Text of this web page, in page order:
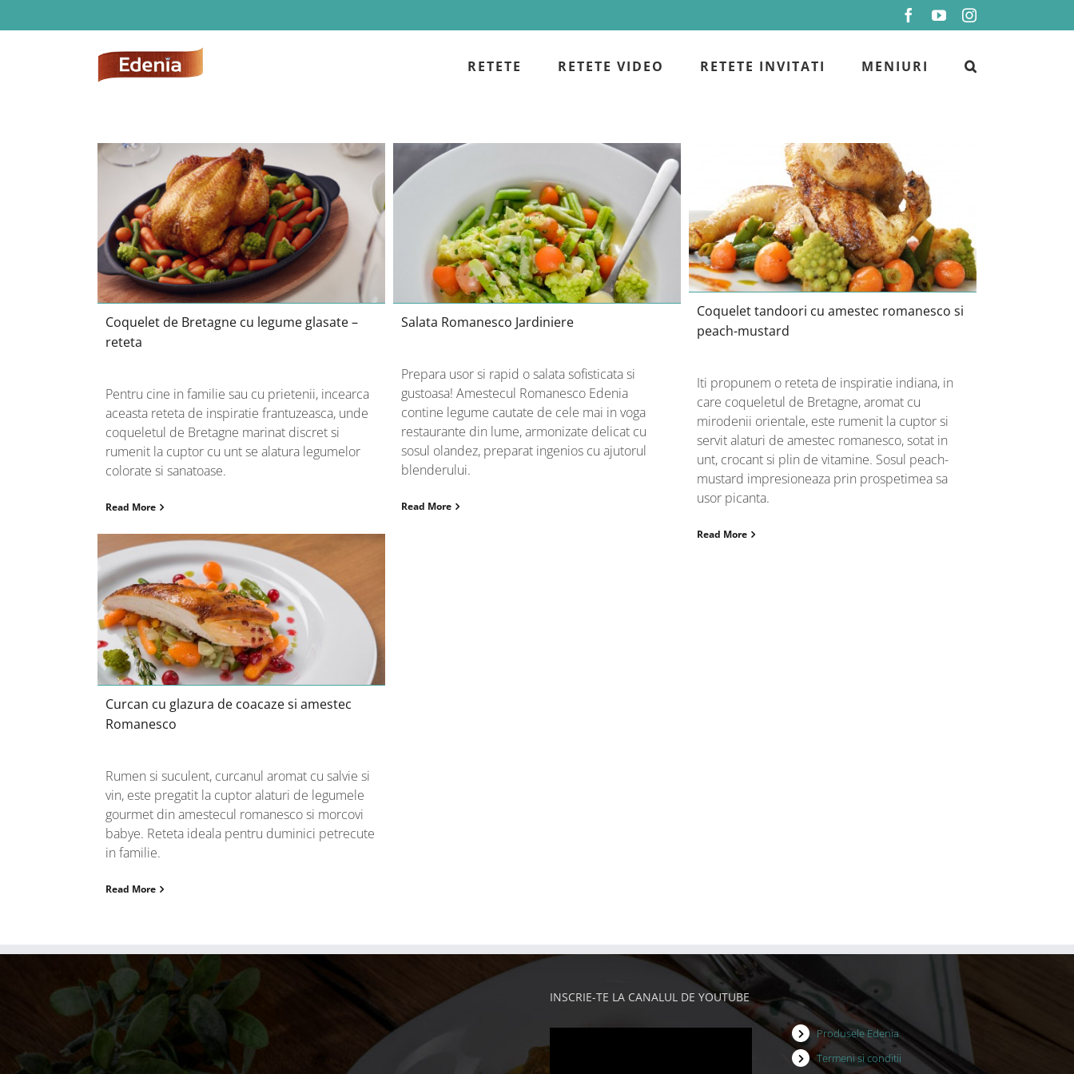
to
Facebook
YouTubeInstagram
RETETE RETETE VIDEO RETETE INVITATI MENIURI
Coquelet de Bretagne cu legume
glasate – reteta
Coquelet de Bretagne cu legume glasate –
reteta
Pentru cine in familie sau cu prietenii, incearca
aceasta reteta de inspiratie frantuzeasca, unde
coqueletul de Bretagne marinat discret si
rumenit la cuptor cu unt se alatura legumelor
colorate si sanatoase.
Read More
Salata Romanesco Jardiniere
Salata Romanesco Jardiniere
Prepara usor si rapid o salata sofisticata si
gustoasa! Amestecul Romanesco Edenia
contine legume cautate de cele mai in voga
restaurante din lume, armonizate delicat cu
sosul olandez, preparat ingenios cu ajutorul
blenderului.
Read More
Coquelet tandoori cu amestec
romanesco si peach-mustard
Coquelet tandoori cu amestec romanesco si
peach-mustard
Iti propunem o reteta de inspiratie indiana, in
care coqueletul de Bretagne, aromat cu
mirodenii orientale, este rumenit la cuptor si
servit alaturi de amestec romanesco, sotat in
unt, crocant si plin de vitamine. Sosul peach-
mustard impresioneaza prin prospetimea sa
usor picanta.
Read More
Curcan cu glazura de coacaze si
amestec Romanesco
Curcan cu glazura de coacaze si amestec
Romanesco
Rumen si suculent, curcanul aromat cu salvie si
vin, este pregatit la cuptor alaturi de legumele
gourmet din amestecul romanesco si morcovi
babye. Reteta ideala pentru duminici petrecute
in familie.
Read More
INSCRIE-TE LA CANALUL DE YOUTUBE
Produsele Edenia
Termeni si conditii